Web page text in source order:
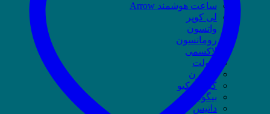
ساعت هوشمند Arrow
لی کوپر
واتسون
رومانسون
لاکسمی
ویولت
وسترن
کیو اند کیو
بیگوتی
داتیس